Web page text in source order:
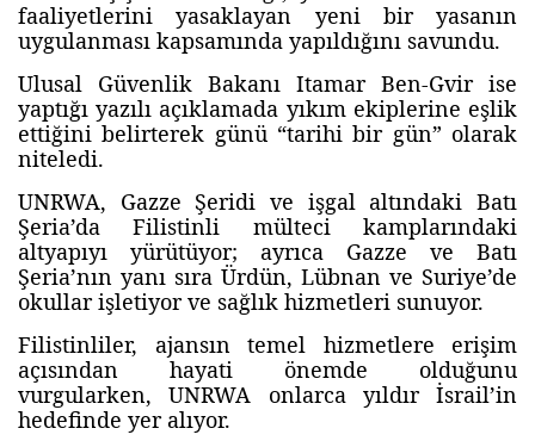
faaliyetlerini yasaklayan yeni bir yasanın
uygulanması kapsamında yapıldığını savundu.
Ulusal Güvenlik Bakanı Itamar Ben-Gvir ise
yaptığı yazılı açıklamada yıkım ekiplerine eşlik
ettiğini belirterek günü “tarihi bir gün” olarak
niteledi.
UNRWA, Gazze Şeridi ve işgal altındaki Batı
Şeria’da Filistinli mülteci kamplarındaki
altyapıyı yürütüyor; ayrıca Gazze ve Batı
Şeria’nın yanı sıra Ürdün, Lübnan ve Suriye’de
okullar işletiyor ve sağlık hizmetleri sunuyor.
Filistinliler, ajansın temel hizmetlere erişim
açısından hayati önemde olduğunu
vurgularken, UNRWA onlarca yıldır İsrail’in
hedefinde yer alıyor.